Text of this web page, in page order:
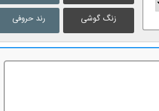
رند حروفی زنگ گوشی